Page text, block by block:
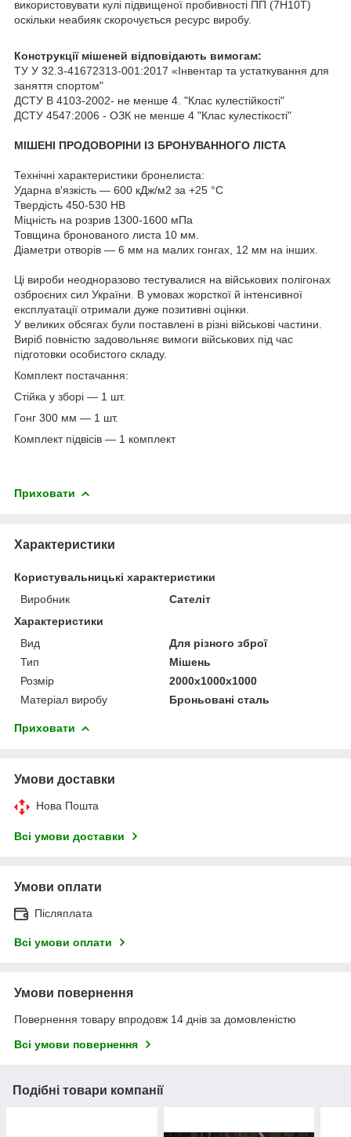
використовувати кулі підвищеної пробивності ПП (7Н10Т)
оскільки неабияк скорочується ресурс виробу.
Конструкції мішеней відповідають вимогам:
ТУ У 32.3-41672313-001:2017 «Інвентар та устаткування для
заняття спортом"
ДСТУ В 4103-2002- не менше 4. "Клас кулестійкості"
ДСТУ 4547:2006 - ОЗК не менше 4 "Клас кулестікості"
МІШЕНІ ПРОДОВОРІНИ ІЗ БРОНУВАННОГО ЛІСТА
Технічні характеристики бронелиста:
Ударна в'язкість — 600 кДж/м2 за +25 °C
Твердість 450-530 НВ
Міцність на розрив 1300-1600 мПа
Товщина бронованого листа 10 мм.
Діаметри отворів — 6 мм на малих гонгах, 12 мм на інших.
Ці вироби неодноразово тестувалися на військових полігонах
озброєних сил України. В умовах жорсткої й інтенсивної
експлуатації отримали дуже позитивні оцінки.
У великих обсягах були поставлені в різні військові частини.
Виріб повністю задовольняє вимоги військових під час
підготовки особистого складу.
Комплект постачання:
Стійка у зборі — 1 шт.
Гонг 300 мм — 1 шт.
Комплект підвісів — 1 комплект
Приховати
Характеристики
Користувальницькі характеристики
Виробник
Сателіт
Характеристики
Вид
Для різного зброї
Тип
Мішень
Розмір
2000х1000х1000
Матеріал виробу
Броньовані сталь
Приховати
Умови доставки
Нова Пошта
Всі умови доставки
Умови оплати
Післяплата
Всі умови оплати
Умови повернення
Повернення товару впродовж 14 днів за домовленістю
Всі умови повернення
Подібні товари компанії